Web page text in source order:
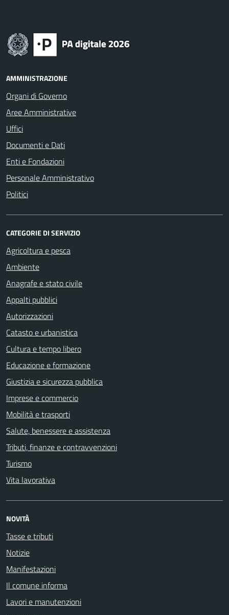
AMMINISTRAZIONE
Organi di Governo
Aree Amministrative
Uffici
Documenti e Dati
Enti e Fondazioni
Personale Amministrativo
Politici
CATEGORIE DI SERVIZIO
Agricoltura e pesca
Ambiente
Anagrafe e stato civile
Appalti pubblici
Autorizzazioni
Catasto e urbanistica
Cultura e tempo libero
Educazione e formazione
Giustizia e sicurezza pubblica
Imprese e commercio
Mobilità e trasporti
Salute, benessere e assistenza
Tributi, finanze e contravvenzioni
Turismo
Vita lavorativa
NOVITÀ
Tasse e tributi
Notizie
Manifestazioni
Il comune informa
Lavori e manutenzioni